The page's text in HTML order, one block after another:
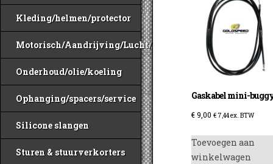
Kleding/helmen/protector
Motorisch/Aandrijving/Lucht/Benzine
Onderhoud/olie/koeling
Ophanging/spacers/service
Silicone slangen
Sturen & stuurverkorters
Gaskabel mini-
€9,00 € 7,44ex. BTW
Toevoegen aan
winkelwagen